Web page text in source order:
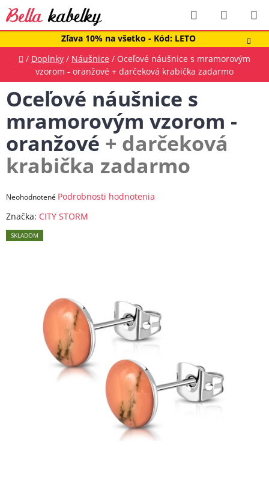
Prejsť
na
obsah
Zľava 10% na všetko - Kód: LETO
Hľadať
KOŠÍK
Domov
/ Doplnky / Náušnice / Oceľové náušnice s mramorovým
vzorom - oranžové + darčeková krabička zadarmo
Oceľové náušnice s
mramorovým vzorom -
oranžové + darčeková
krabička zadarmo
Priemerné
produktu
je
Neohodnotené Podrobnosti hodnotenia
Značka: CITY STORM
SKLADOM